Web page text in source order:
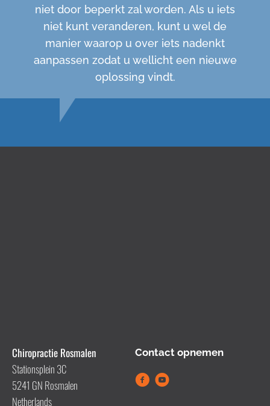
niet door beperkt zal worden. Als u iets
niet kunt veranderen, kunt u wel de
manier waarop u over iets nadenkt
aanpassen zodat u wellicht een nieuwe
oplossing vindt.
Chiropractie Rosmalen
Stationsplein 3C
5241 GN Rosmalen
Netherlands
Contact opnemen